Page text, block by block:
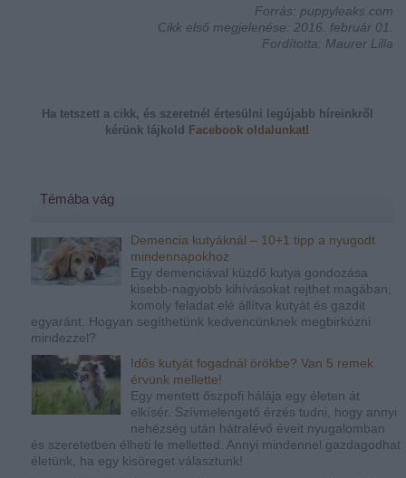
Forrás: puppyleaks.com
Cikk első megjelenése: 2016. február 01.
Fordította: Maurer Lilla
Ha tetszett a cikk, és szeretnél értesülni legújabb híreinkről
kérünk lájkold Facebook oldalunkat!
Témába vág
Demencia kutyáknál – 10+1 tipp a nyugodt
mindennapokhoz
Egy demenciával küzdő kutya gondozása
kisebb-nagyobb kihívásokat rejthet magában,
komoly feladat elé állítva kutyát és gazdit
egyaránt. Hogyan segíthetünk kedvencünknek megbirkózni
mindezzel?
Idős kutyát fogadnál örökbe? Van 5 remek
érvünk mellette!
Egy mentett őszpofi hálája egy életen át
elkísér. Szívmelengető érzés tudni, hogy annyi
nehézség után hátralévő éveit nyugalomban
és szeretetben élheti le melletted. Annyi mindennel gazdagodhat
életünk, ha egy kisöreget választunk!